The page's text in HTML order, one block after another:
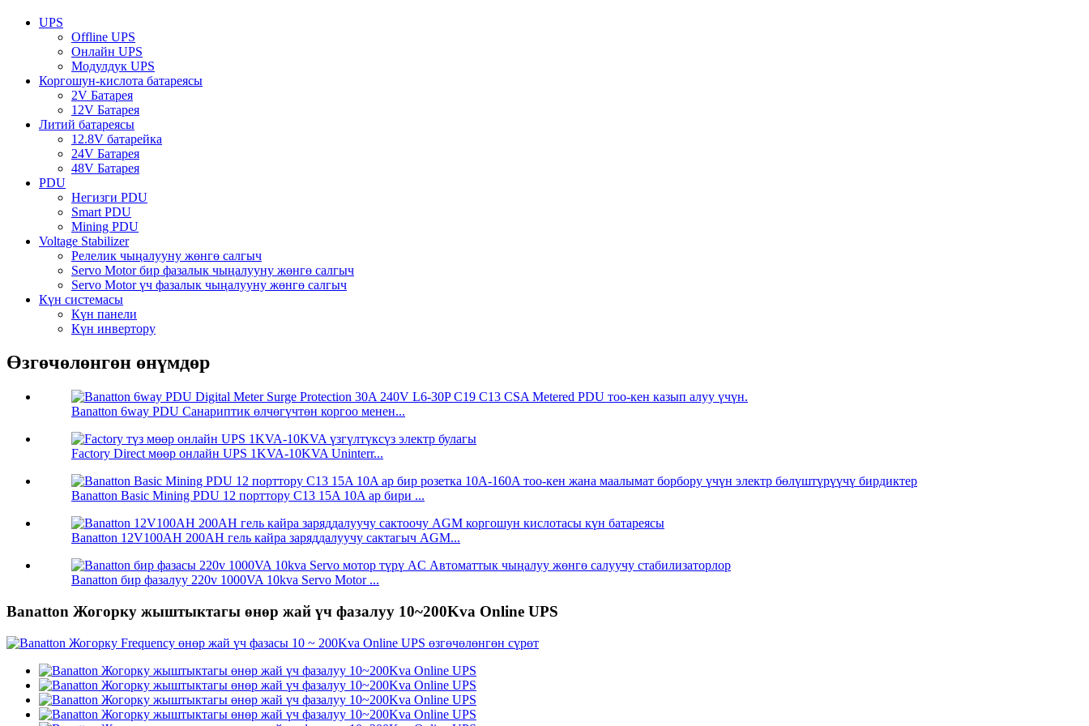
UPS
Offline UPS
Онлайн UPS
Модулдук UPS
Коргошун-кислота батареясы
2V Батарея
12V Батарея
Литий батареясы
12.8V батарейка
24V Батарея
48V Батарея
PDU
Негизги PDU
Smart PDU
Mining PDU
Voltage Stabilizer
Релелик чыңалууну жөнгө салгыч
Servo Motor бир фазалык чыңалууну жөнгө салгыч
Servo Motor үч фазалык чыңалууну жөнгө салгыч
Күн системасы
Күн панели
Күн инвертору
Өзгөчөлөнгөн өнүмдөр
Banatton 6way PDU Санариптик өлчөгүчтөн коргоо менен...
Factory Direct мөөр онлайн UPS 1KVA-10KVA Uninterr...
Banatton Basic Mining PDU 12 порттору C13 15A 10A ар бири ...
Banatton 12V100AH ​​200AH гель кайра заряддалуучу сактагыч AGM...
Banatton бир фазалуу 220v 1000VA 10kva Servo Motor ...
Banatton Жогорку жыштыктагы өнөр жай үч фазалуу 10~200Kva Online UPS